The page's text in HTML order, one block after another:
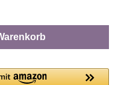
Wert ein